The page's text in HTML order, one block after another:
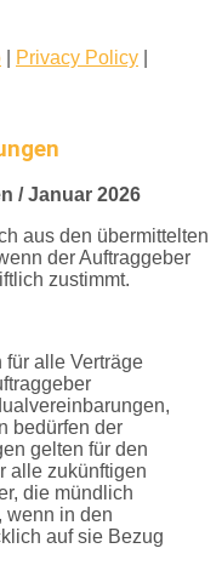
Privacy Policy
/ Januar 2026
aus den übermittelten
der Auftraggeber
zustimmt.
alle Verträge
bedürfen der
gelten für den
alle zukünftigen
die mündlich
wenn in den
auf sie Bezug